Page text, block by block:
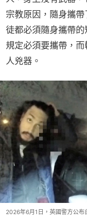
宗教原因，隨身攜
徒都必須隨身攜帶
規定必須要攜帶，
人兇器。
2026年6月1日，英國警方公